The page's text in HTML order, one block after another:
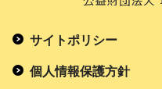
サイトポリシー
個人情報保護方針